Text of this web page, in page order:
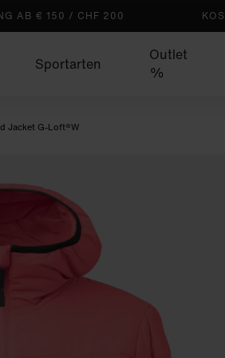
AB € 150 / CHF 200
Sportarten
Outlet
%
Jacket G-Loft®W